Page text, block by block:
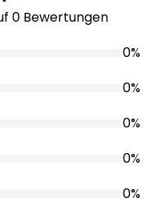
0 Bewertungen
0%
0%
0%
0%
0%